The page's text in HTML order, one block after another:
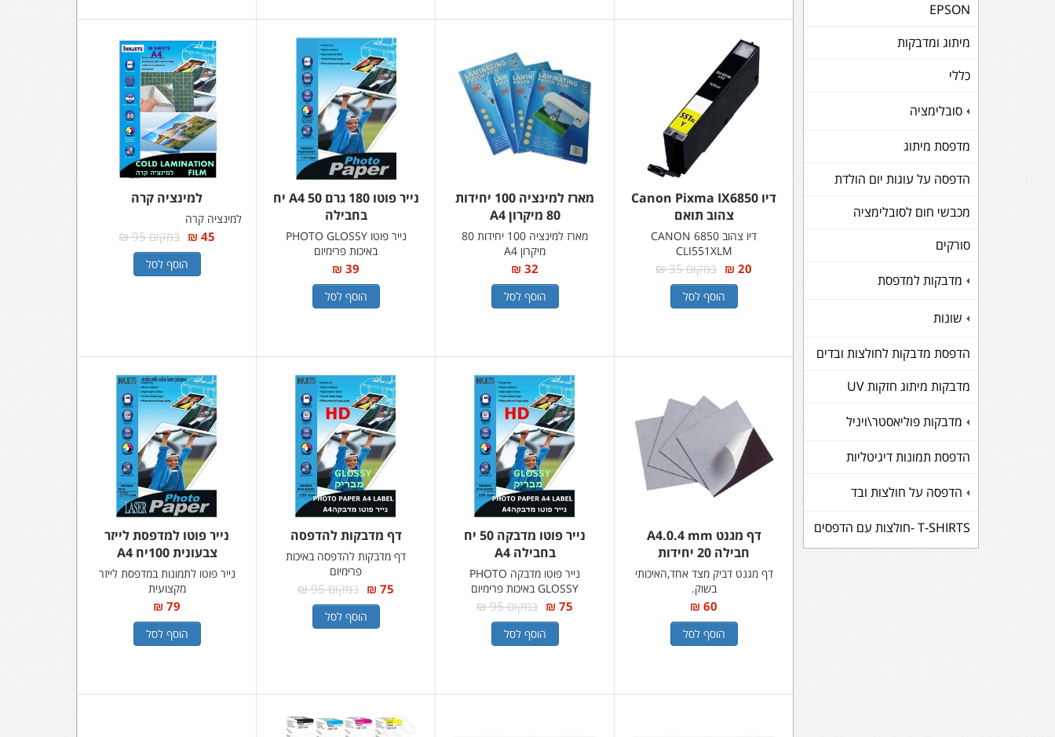
EPSON
מיתוג ומדבקות
כללי
+
סובלימציה
מדפסת מיתוג
הדפסה על עוגות יום הולדת
מכבשי חום לסובלימציה
סורקים
+
מדבקות למדפסת
+
שונות
הדפסת מדבקות לחולצות ובדים
מדבקות מיתוג חזקות UV
+
מדבקות פוליאסטר\ויניל
הדפסת תמונות דיגיטליות
+
הדפסה על חולצות ובד
T-SHIRTS -חולצות עם הדפסים
דיו Canon Pixma IX6850
צהוב תואם
דיו צהוב CANON 6850
CLI551XLM
20 ₪ במקום 35 ₪
הוסף לסל
מארז למינציה 100 יחידות
80 מיקרון A4
מארז למינציה 100 יחידות 80
מיקרון A4
32 ₪
הוסף לסל
נייר פוטו 180 גרם A4 50 יח
בחבילה
נייר פוטו PHOTO GLOSSY
באיכות פרימיום
39 ₪
הוסף לסל
למינציה קרה
למינציה קרה
45 ₪ במקום 95 ₪
הוסף לסל
דף מגנט A4.0.4 mm
חבילה 20 יחידות
דף מגנט דביק מצד אחד,האיכותי
בשוק.
60 ₪
הוסף לסל
נייר פוטו מדבקה 50 יח
בחבילה A4
נייר פוטו מדבקה PHOTO
GLOSSY באיכות פרימיום
75 ₪ במקום 95 ₪
הוסף לסל
דף מדבקות להדפסה
דף מדבקות להדפסה באיכות
פרימיום
75 ₪ במקום 95 ₪
הוסף לסל
נייר פוטו למדפסת לייזר
צבעונית 100יח A4
נייר פוטו לתמונות במדפסת לייזר
מקצועית
79 ₪
הוסף לסל